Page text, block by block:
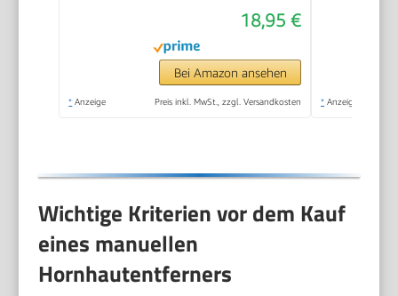
Fußpflege Pediküre
Set ohne Schleifen
mit Sofort-Effekt.
18,95 €
Bei Amazon ansehen
* Anzeige Preis inkl. MwSt., zzgl. Versandkosten * Anzeige
Wichtige Kriterien vor dem Kauf
eines manuellen
Hornhautentferners